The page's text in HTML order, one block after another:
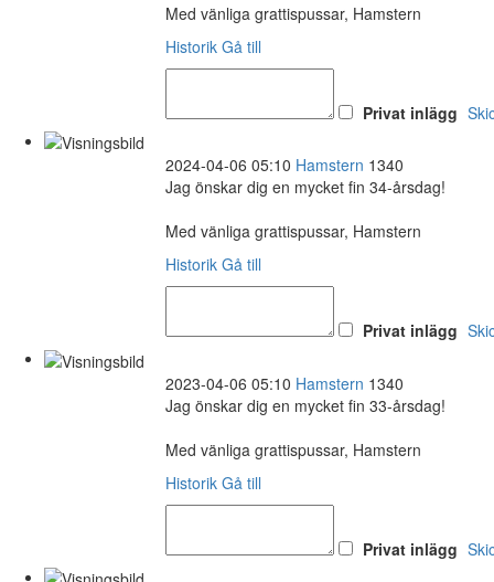
Med vänliga grattispussar, Hamstern
Historik Gå till
Privat inlägg
2024-04-06 05:10 Hamstern 1340
Jag önskar dig en mycket fin 34-årsdag!
Med vänliga grattispussar, Hamstern
Historik Gå till
Privat inlägg
2023-04-06 05:10 Hamstern 1340
Jag önskar dig en mycket fin 33-årsdag!
Med vänliga grattispussar, Hamstern
Historik Gå till
Privat inlägg